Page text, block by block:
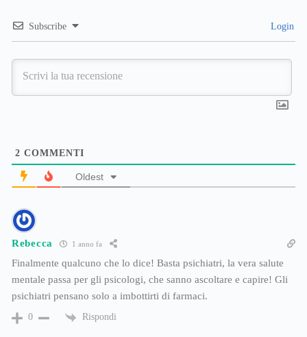
Subscribe Login
2 COMMENTI
Oldest
Rebecca 1 anno fa
Finalmente qualcuno che lo dice! Basta psichiatri, la vera salute
mentale passa per gli psicologi, che sanno ascoltare e capire! Gli
psichiatri pensano solo a imbottirti di farmaci.
0 Rispondi